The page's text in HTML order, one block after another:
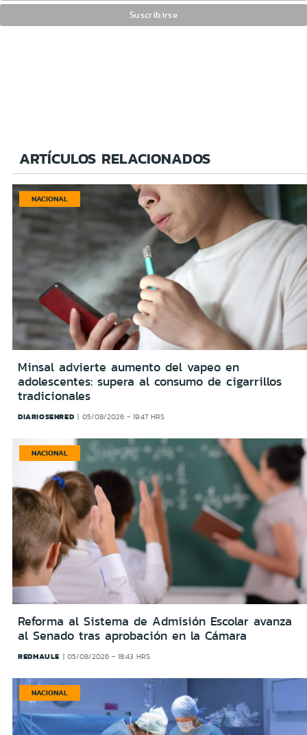
ARTÍCULOS RELACIONADOS
NACIONAL
Minsal advierte aumento del vapeo en
adolescentes: supera al consumo de cigarrillos
tradicionales
DIARIOSENRED 05/08/2026 - 19:47 HRS
NACIONAL
Reforma al Sistema de Admisión Escolar avanza
al Senado tras aprobación en la Cámara
REDMAULE 05/08/2026 - 18:43 HRS
NACIONAL